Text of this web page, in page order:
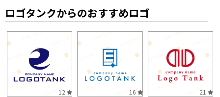
ロゴタンクからのおすすめロゴ
12 16 21